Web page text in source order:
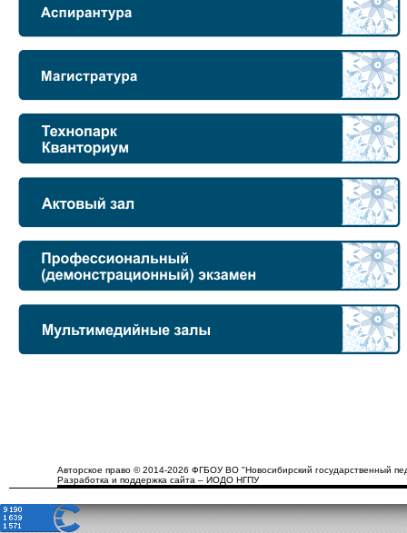
Авторское право © 2014-2026 ФГБОУ ВО "Новосибирский государственный
Разработка и поддержка сайта – ИОДО НГПУ